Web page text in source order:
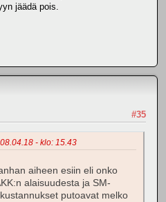
jäädä pois.
#35
- klo: 15.43
aiheen esiin eli onko
alaisuudesta ja SM-
putoavat melko